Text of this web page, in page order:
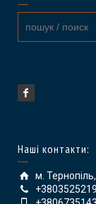
Наші контакти:
м.